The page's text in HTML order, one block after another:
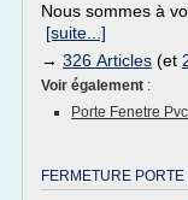
Nous sommes à
[suite...]
→ 326 Articles (et
Voir également :
Porte Fenetre
FERMETURE